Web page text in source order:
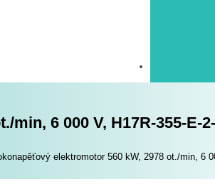
6 000 V, H17R-355-E-
elektromotor 560 kW, 2978 ot./min, 6